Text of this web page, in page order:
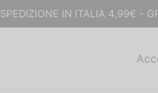
SPEDIZIONE IN ITALIA 4,99€ -